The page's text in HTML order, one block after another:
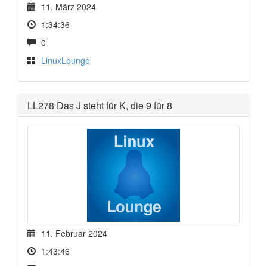
11. März 2024
1:34:36
0
LinuxLounge
LL278 Das J steht für K, die 9 für 8
11. Februar 2024
1:43:46